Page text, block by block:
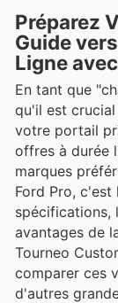
Préparez
Guide
Ligne
En tant que
qu'il est
votre portail
offres à durée
marques
Ford Pro,
spécifications,
avantages de
Tourneo
comparer ces
d'autres